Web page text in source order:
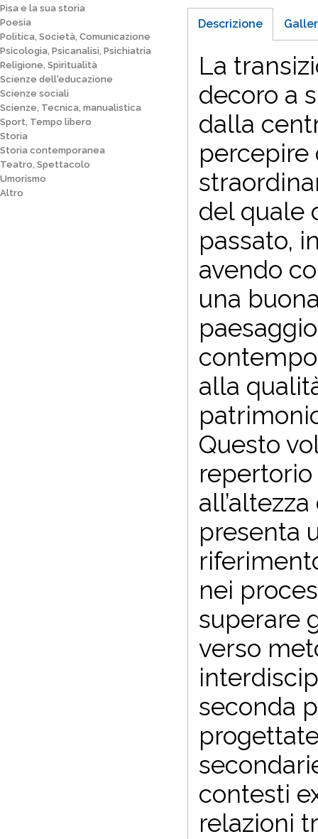
Pisa e la sua storia
Poesia
Politica, Società, Comunicazione
Psicologia, Psicanalisi, Psichiatria
Religione, Spiritualità
Scienze dell'educazione
Scienze sociali
Scienze, Tecnica, manualistica
Sport, Tempo libero
Storia
Storia contemporanea
Teatro, Spettacolo
Umorismo
Altro
Descrizione
La
decoro a
dalla
percepire
del quale
passato,
avendo
una
alla
Questo
repertorio
presenta
nei
superare
verso
seconda
contesti
relazioni